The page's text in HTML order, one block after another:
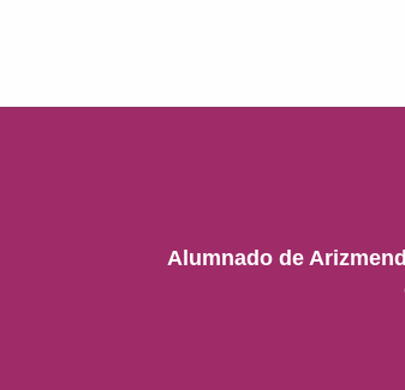
Alumnado de